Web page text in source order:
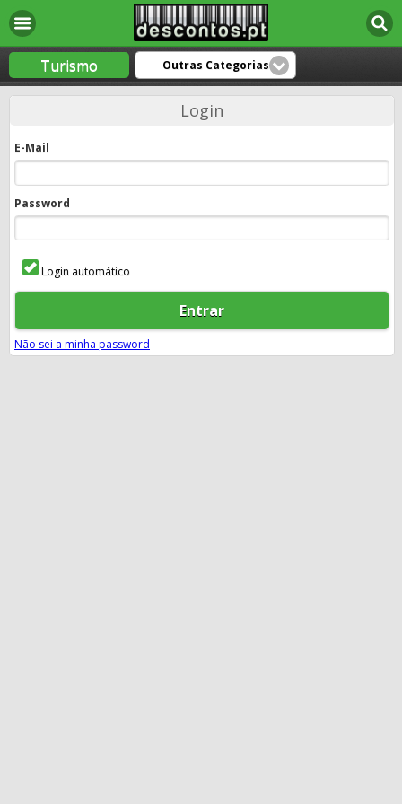
Turismo Outras Categorias
Login
E-Mail
Password
Login automático
Entrar
Não sei a minha password